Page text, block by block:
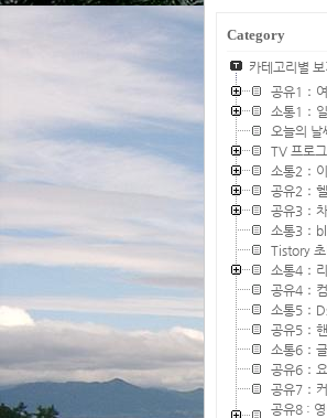
Category
카테고리별 보
공유1：
소통1：
오늘의
TV 프로
소통2：
공유2：
공유3：
소통3：
Tistory 초
소통4：
공유4：
소통5：
공유5：
소통6：
공유6：
공유7：
공유8 :